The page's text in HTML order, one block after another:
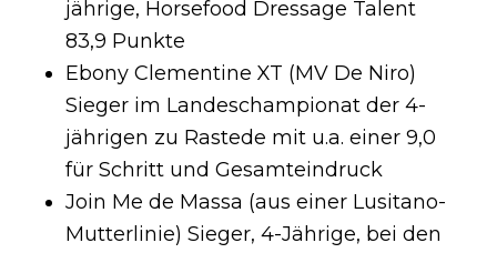
jährige, Horsefood Dressage Talent
83,9 Punkte
Ebony Clementine XT (MV De Niro)
Sieger im Landeschampionat der 4-
jährigen zu Rastede mit u.a. einer 9,0
für Schritt und Gesamteindruck
Join Me de Massa (aus einer Lusitano-
Mutterlinie) Sieger, 4-Jährige, bei den